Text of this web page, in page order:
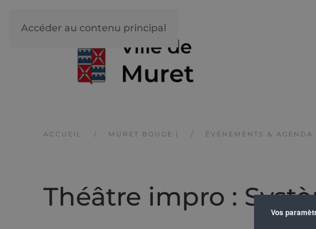
Vos
Accéder au contenu principal
ACCUEIL MURET BOUGE | ÉVÉNEMENTS & AGENDA
Théâtre impro :